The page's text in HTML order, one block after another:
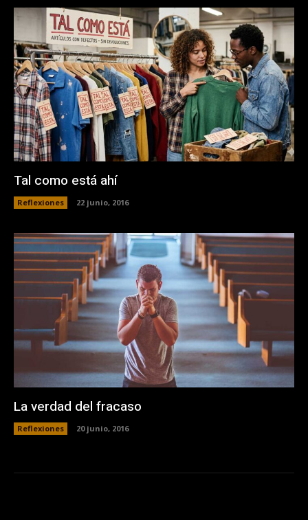
Tal como está ahí
Reflexiones 22 junio, 2016
La verdad del fracaso
Reflexiones 20 junio, 2016